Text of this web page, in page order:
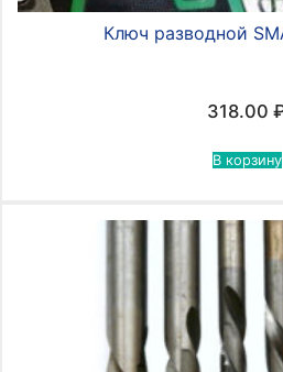
Ключ разводной
318.00
В корзину